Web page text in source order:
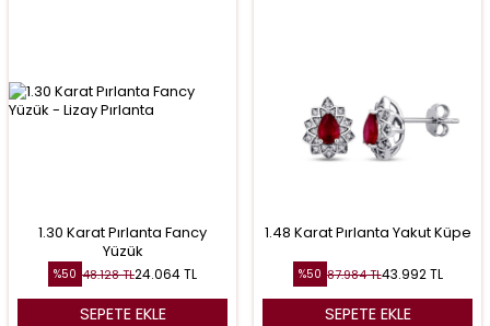
1.30 Karat Pırlanta Fancy
Yüzük
%50 48.128TL24.064TL
SEPETE EKLE
1.48 Karat Pırlanta Yakut Küpe
%50 87.984TL43.992TL
SEPETE EKLE